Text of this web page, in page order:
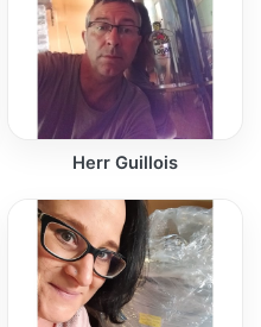
Herr Guillois